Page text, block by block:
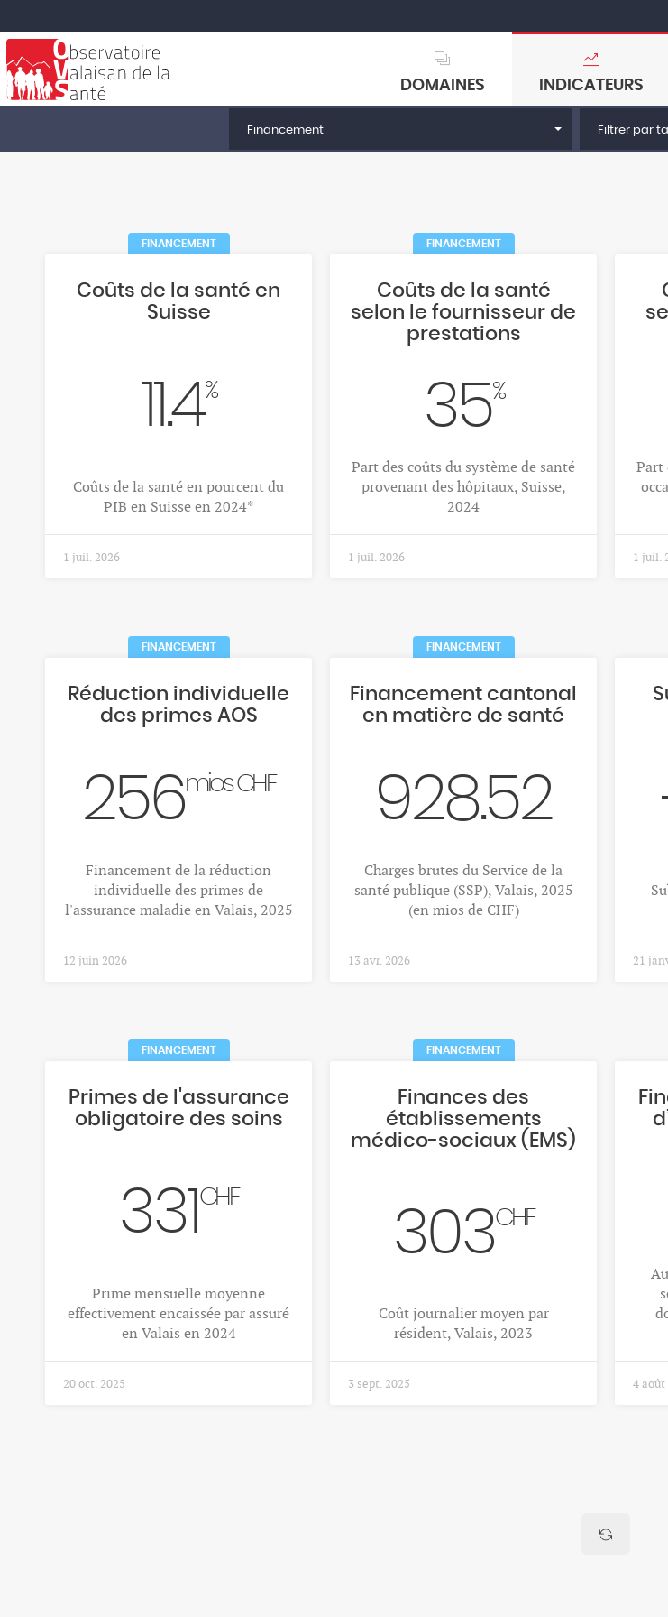
DOMAINES INDICATEURS
Financement Filtrer par
FINANCEMENT
Coûts de la santé en
Suisse
11.4%
Coûts de la santé en pourcent du
PIB en Suisse en 2024*
1 juil. 2026
FINANCEMENT
Coûts de la santé
selon le fournisseur de
prestations
35%
Part des coûts du système de santé
provenant des hôpitaux, Suisse,
2024
1 juil. 2026
Part
1 juil.
FINANCEMENT
Réduction individuelle
des primes AOS
256mios CHF
Financement de la réduction
individuelle des primes de
l'assurance maladie en Valais, 2025
12 juin 2026
FINANCEMENT
Financement cantonal
en matière de santé
928.52
Charges brutes du Service de la
santé publique (SSP), Valais, 2025
(en mios de CHF)
13 avr. 2026 21
FINANCEMENT
Primes de l'assurance
obligatoire des soins
331 CHF
Prime mensuelle moyenne
effectivement encaissée par assuré
en Valais en 2024
20 oct. 2025
FINANCEMENT
Finances des
établissements
médico-sociaux (EMS)
303CHF
Coût journalier moyen par
résident, Valais, 2023
3 sept. 2025 4 août